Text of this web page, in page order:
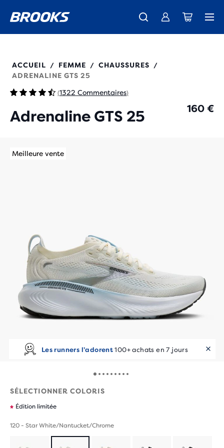
La toute nouvelle Ghost Amp est là - Acheter Femme Homme
Découvre la nouvelle collection Cascadia - Acheter maintenant
Livraison standard gratuite pour les membres. Rejoignez-nous
120443
ACCUEIL / FEMME / CHAUSSURES
/
ADRENALINE GTS 25
(1322 Commentaires)
Adrenaline GTS 25 160 €
Les runners l’adorent 100+ achats en 7 jours
Meilleure vente
SÉLECTIONNER COLORIS
Édition limitée
120 - Star White/Nantucket/Chrome